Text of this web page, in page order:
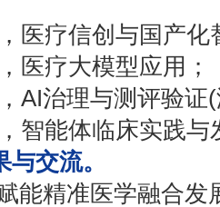
医疗信创与国产化
医疗大模型应用；
AI治理与测评验
智能体临床实践
交流。
能精准医学融合发